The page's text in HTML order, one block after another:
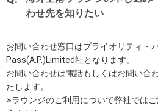
わせ先を知りたい
お問い合わせ窓口はプライオリティ・
Pass(A.P.)Limited社となります。
お問い合わせは電話もしくはお問い合
たします。
※ラウンジのご利用について弊社では